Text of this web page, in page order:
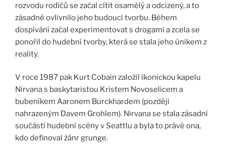
rozvodu rodičů se začal cítit osamělý a odcizený, a to
zásadně ovlivnilo jeho budoucí tvorbu. Během
dospívání začal experimentovat s drogami a zcela se
ponořil do hudební tvorby, která se stala jeho únikem z
reality.
V roce 1987 pak Kurt Cobain založil ikonickou kapelu
Nirvana s baskytaristou Kristem Novoselicem a
bubeníkem Aaronem Burckhardem (později
nahrazeným Davem Grohlem). Nirvana se stala zásadní
součástí hudební scény v Seattlu a byla to právě ona,
kdo definoval žánr grunge.